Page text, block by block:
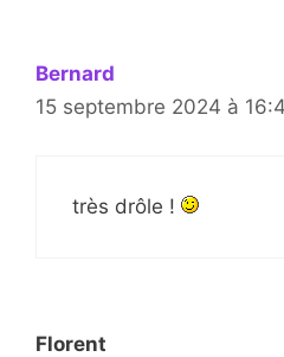
Bernard
15 septembre 2024 à
très drôle !
Florent